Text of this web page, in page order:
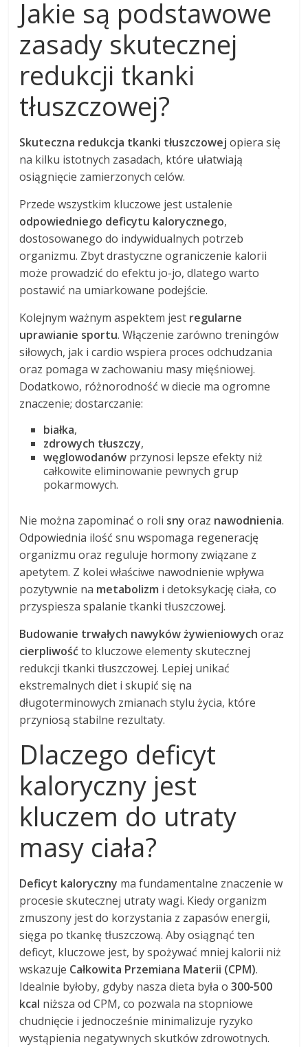
Jakie są podstawowe
zasady skutecznej
redukcji tkanki
tłuszczowej?
Skuteczna redukcja tkanki tłuszczowej opiera się
na kilku istotnych zasadach, które ułatwiają
osiągnięcie zamierzonych celów.
Przede wszystkim kluczowe jest ustalenie
odpowiedniego deficytu kalorycznego,
dostosowanego do indywidualnych potrzeb
organizmu. Zbyt drastyczne ograniczenie kalorii
może prowadzić do efektu jo-jo, dlatego warto
postawić na umiarkowane podejście.
Kolejnym ważnym aspektem jest regularne
uprawianie sportu. Włączenie zarówno treningów
siłowych, jak i cardio wspiera proces odchudzania
oraz pomaga w zachowaniu masy mięśniowej.
Dodatkowo, różnorodność w diecie ma ogromne
znaczenie; dostarczanie:
białka,
zdrowych tłuszczy,
węglowodanów przynosi lepsze efekty niż
całkowite eliminowanie pewnych grup
pokarmowych.
Nie można zapominać o roli snу oraz nawodnienia.
Odpowiednia ilość snu wspomaga regenerację
organizmu oraz reguluje hormony związane z
apetytem. Z kolei właściwe nawodnienie wpływa
pozytywnie na metabolizm i detoksykację ciała, co
przyspiesza spalanie tkanki tłuszczowej.
Budowanie trwałych nawyków żywieniowych oraz
cierpliwośćto kluczowe elementy skutecznej
redukcji tkanki tłuszczowej. Lepiej unikać
ekstremalnych diet i skupić się na
długoterminowych zmianach stylu życia, które
przyniosą stabilne rezultaty.
Dlaczego deficyt
kaloryczny jest
kluczem do utraty
masy ciała?
Deficyt kaloryczny ma fundamentalne znaczenie w
procesie skutecznej utraty wagi. Kiedy organizm
zmuszony jest do korzystania z zapasów energii,
sięga po tkankę tłuszczową. Aby osiągnąć ten
deficyt, kluczowe jest, by spożywać mniej kalorii niż
wskazuje Całkowita Przemiana Materii (CPM).
Idealnie byłoby, gdyby nasza dieta była o300-500
kcal niższa od CPM, co pozwala na stopniowe
chudnięcie i jednocześnie minimalizuje ryzyko
wystąpienia negatywnych skutków zdrowotnych.